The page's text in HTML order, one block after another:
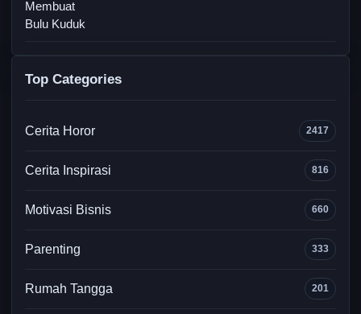
Top Categories
Cerita Horor 2417
Cerita Inspirasi 816
Motivasi Bisnis 660
Parenting 333
Rumah Tangga 201